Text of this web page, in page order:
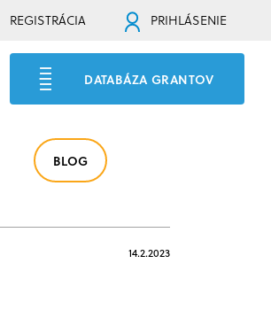
REGISTRÁCIA PRIHLÁSENIE
DATABÁZA GRANTOV
BLOG
14.2.2023